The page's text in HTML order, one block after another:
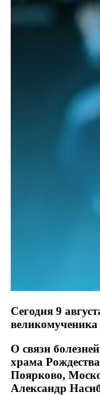
Сегодня 9
О связи
храма
Поярково,
Александр